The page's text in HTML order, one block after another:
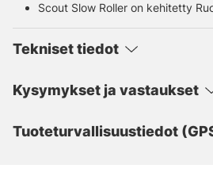
Scout Slow Roller on kehitetty
Tekniset tiedot
Kysymykset ja vastaukset
Tuoteturvallisuustiedot